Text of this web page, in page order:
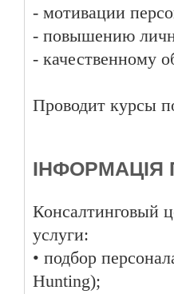
- мотивации
- повышению
- качественному
Проводит курсы
Консалтинговый
услуги:
• подбор
Hunting);